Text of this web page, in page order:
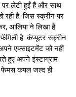
पर लेटी हुईं हैं और साथ
रही है. जिस स्क्रीन पर
आलिया ने लिखा है
है. कंप्यूटर स्क्रीन
एक्साइटमेंट को नहीं
हुए अपने इंस्टाग्राम
फेमस कपल जल्द ही